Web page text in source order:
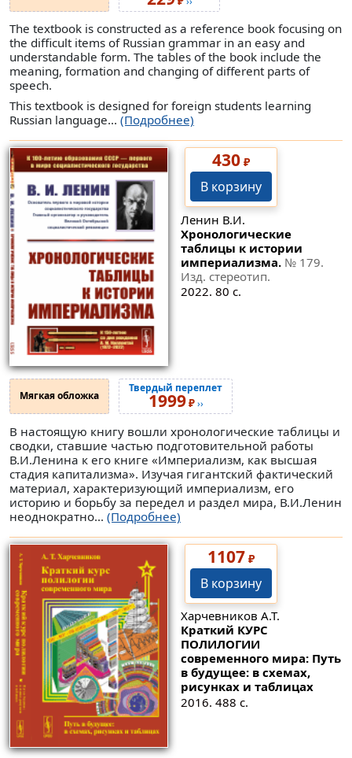
The textbook is constructed as a reference book focusing on
the difficult items of Russian grammar in an easy and
understandable form. The tables of the book include the
meaning, formation and changing of different parts of
speech.
This textbook is designed for foreign students learning
Russian language... (Подробнее)
430₽
В корзину
Ленин В.И.
Хронологические
таблицы к истории
империализма. № 179.
Изд. стереотип.
2022. 80 с.
Мягкая обложка
Твердый переплет
1999₽››
В настоящую книгу вошли хронологические таблицы и
сводки, ставшие частью подготовительной работы
В.И.Ленина к его книге «Империализм, как высшая
стадия капитализма». Изучая гигантский фактический
материал, характеризующий империализм, его
историю и борьбу за передел и раздел мира, В.И.Ленин
неоднократно... (Подробнее)
1107₽
В корзину
Харчевников А.Т.
Краткий КУРС
ПОЛИЛОГИИ
современного мира: Путь
в будущее: в схемах,
рисунках и таблицах
2016. 488 с.